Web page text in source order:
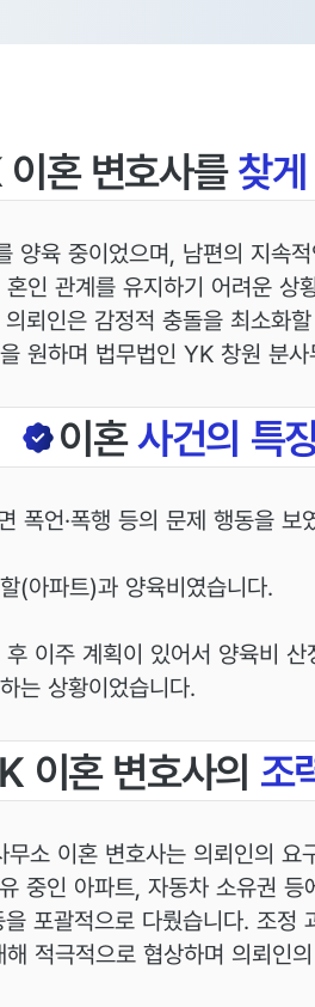
이혼변호사를찾
양육 중이었으며, 남편의 지속
인 관계를 유지하기 어려운 상
뢰인은 감정적 충돌을 최소화
원하며 법무법인 YK 창원 분
이혼사건의 특징
폭언·폭행 등의 문제 행동을 보
(아파트)과 양육비였습니다.
이주 계획이 있어서 양육비 산
는 상황이었습니다.
이혼변호사의 조
소 이혼 변호사는 의뢰인의 요
중인 아파트, 자동차 소유권 등
포괄적으로 다뤘습니다. 조정
적극적으로 협상하며 의뢰인